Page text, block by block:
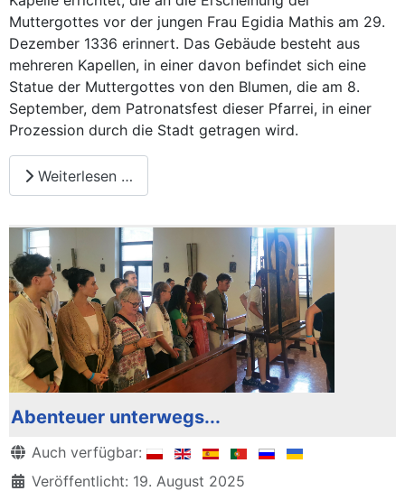
Muttergottes vor der jungen Frau Egidia Mathis am 29.
Dezember 1336 erinnert. Das Gebäude besteht aus
mehreren Kapellen, in einer davon befindet sich eine
Statue der Muttergottes von den Blumen, die am 8.
September, dem Patronatsfest dieser Pfarrei, in einer
Prozession durch die Stadt getragen wird.
Weiterlesen …
Abenteuer unterwegs...
DetailsAuch verfügbar:
Veröffentlicht: 19. August 2025